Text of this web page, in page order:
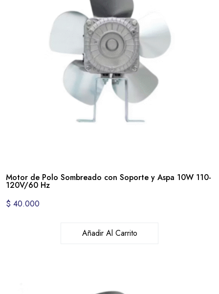
Motor de Polo Sombreado con Soporte y Aspa 10W 110-
120V/60 Hz
$ 40.000
Añadir Al Carrito